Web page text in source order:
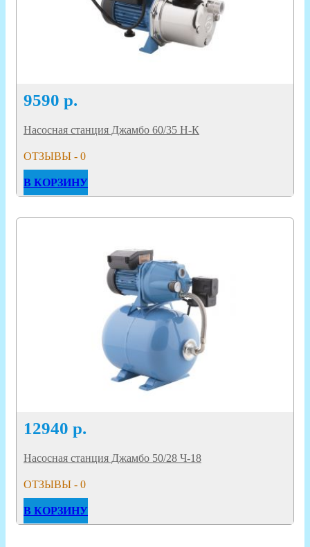
9590 р.
Насосная станция Джамбо 60/35 Н-К
ОТЗЫВЫ - 0
В КОРЗИНУ
12940 р.
Насосная станция Джамбо 50/28 Ч-18
ОТЗЫВЫ - 0
В КОРЗИНУ